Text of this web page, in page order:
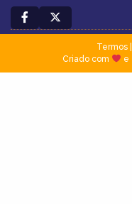
Termos|
Criado com
e